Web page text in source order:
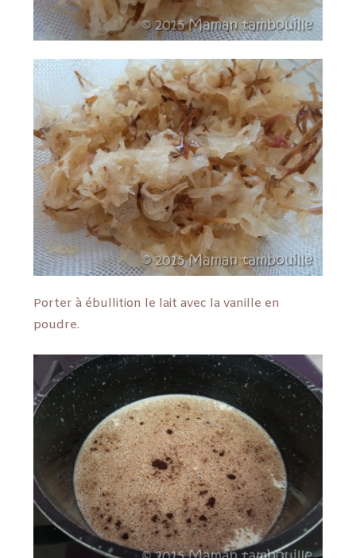
Porter à ébullition le lait avec la vanille en
poudre.